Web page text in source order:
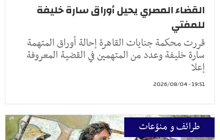
القضاء المصري يحيل أوراق سارة خليفة
للمفتي
قررت محكمة جنايات القاهرة إحالة أوراق المتهمة
سارة خليفة وعدد من المتهمين في القضية المعروفة
إعلا
19:51 - 2026/08/04
طرائف و منوّعات